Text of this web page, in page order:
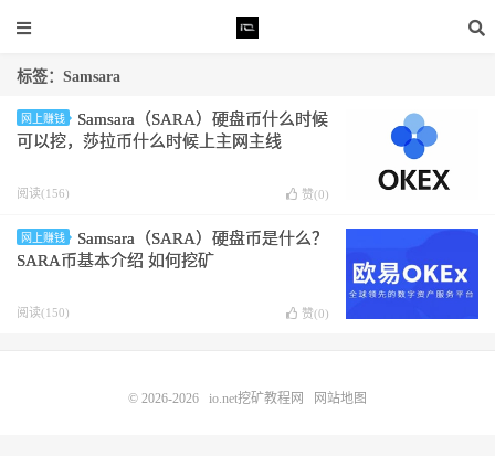
标签：Samsara
网上赚钱
Samsara（SARA）硬盘币什么时候
可以挖，莎拉币什么时候上主网主线
阅读(156) 赞(0)
网上赚钱
Samsara（SARA）硬盘币是什么？
SARA币基本介绍 如何挖矿
阅读(150) 赞(0)
© 2026-2026 io.net挖矿教程网 网站地图